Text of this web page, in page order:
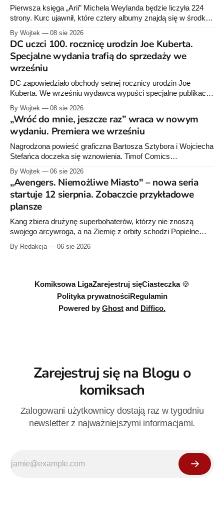
Pierwsza księga „Arii” Michela Weylanda będzie liczyła 224
strony. Kurc ujawnił, które cztery albumy znajdą się w środku i
By Wojtek 08 sie 2026
DC uczci 100. rocznicę urodzin Joe Kuberta.
Specjalne wydania trafią do sprzedaży we
wrześniu
DC zapowiedziało obchody setnej rocznicy urodzin Joe
Kuberta. We wrześniu wydawca wypuści specjalne publikacje
sprzedaży niemal dokładnie w dniu jego urodzin.
By Wojtek 08 sie 2026
„Wróć do mnie, jeszcze raz” wraca w nowym
wydaniu. Premiera we wrześniu
Nagrodzona powieść graficzna Bartosza Sztybora i Wojciecha
Stefańca doczeka się wznowienia. Timof Comics
raz”, którego pierwsze wydanie ukazało się w 2015 roku.
By Wojtek 06 sie 2026
„Avengers. Niemożliwe Miasto" – nowa seria
startuje 12 sierpnia. Zobaczcie przykładowe
plansze
Kang zbiera drużynę superbohaterów, którzy nie znoszą
swojego arcywroga, a na Ziemię z orbity schodzi Popielne
serii Avengers autorstwa Jeda MacKaya trafia do sklepów 12
By Redakcja 06 sie 2026
Komiksowa LigaZarejestruj sięCiasteczka 🍪
Polityka prywatnościRegulamin
Powered by Ghost and Diffico.
Zarejestruj się na Blogu o
komiksach
Zalogowani użytkownicy dostają raz w tygodniu
newsletter z najważniejszymi informacjami.